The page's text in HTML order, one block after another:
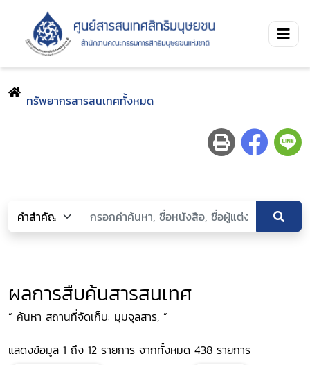
ทรัพยากรสารสนเทศทั้งหมด
ผลการสืบค้นสารสนเทศ
“ ค้นหา สถานที่จัดเก็บ: มุมจุลสาร, ”
แสดงข้อมูล 1 ถึง 12 รายการ จากทั้งหมด 438 รายการ